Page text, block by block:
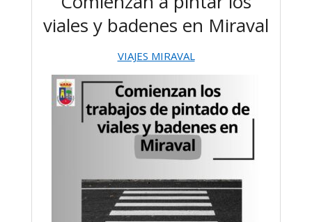
viales y badenes en Miraval
VIAJES MIRAVAL